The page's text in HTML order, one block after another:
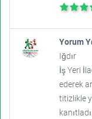
Yorum
Iğdır
İş Yeri
ederek
titizlikle